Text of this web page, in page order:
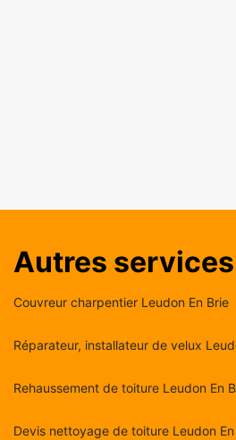
Autres services
Couvreur charpentier Leudon En Brie
Réparateur, installateur de velux
Rehaussement de toiture Leudon En
Devis nettoyage de toiture Leudon